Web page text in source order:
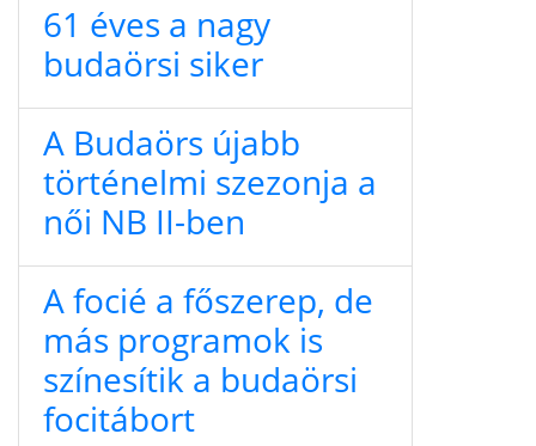
61 éves a nagy
budaörsi siker
A Budaörs újabb
történelmi szezonja a
női NB II-ben
A focié a főszerep, de
más programok is
színesítik a budaörsi
focitábort